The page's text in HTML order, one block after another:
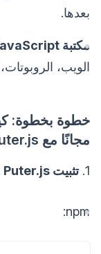
بعدها.
مكتبة JavaScript من جانب العميل:
الويب،
مجانًا مع Puter.js
1. تثبيت Puter.js في مشروعك
npm: